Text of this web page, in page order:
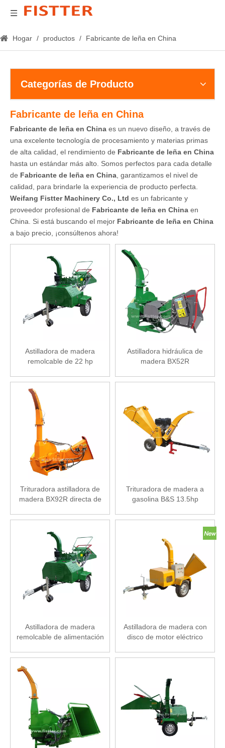
Hogar / productos / Fabricante de leña en China
Categorías de Producto
Fabricante de leña en China
Fabricante de leña en China es un nuevo diseño, a través de
una excelente tecnología de procesamiento y materias primas
de alta calidad, el rendimiento de Fabricante de leña en China
hasta un estándar más alto. Somos perfectos para cada detalle
de Fabricante de leña en China , garantizamos el nivel de
calidad, para brindarle la experiencia de producto perfecta.
Weifang Fistter Machinery Co., Ltd es un fabricante y
proveedor profesional de Fabricante de leña en China en
China. Si está buscando el mejor Fabricante de leña en China
a bajo precio, ¡consúltenos ahora!
Astilladora de madera
remolcable de 22 hp
Astilladora hidráulica de
madera BX52R
Trituradora astilladora de
madera BX92R directa de
Trituradora de madera a
gasolina B&S 13.5hp
Astilladora de madera
remolcable de alimentación
de 22 hp
Astilladora de madera con
disco de motor eléctrico